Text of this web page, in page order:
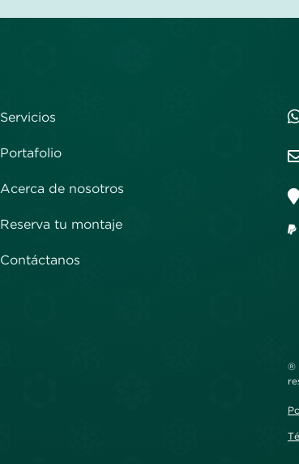
Servicios
Portafolio
Acerca de nosotros
Reserva tu montaje
Contáctanos
®